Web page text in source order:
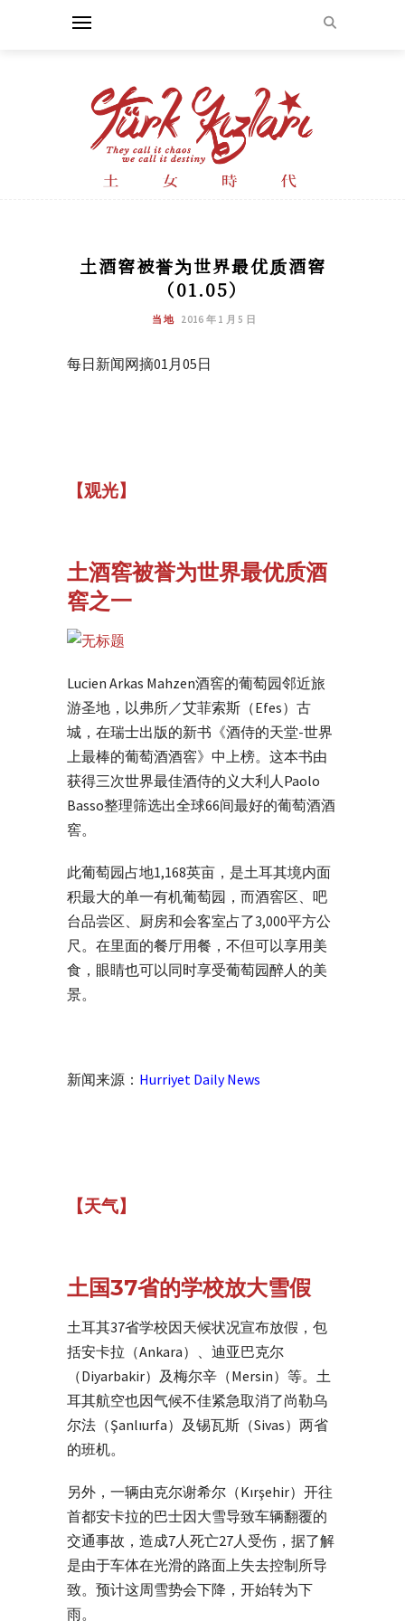
土酒窖被誉为世界最优质酒窖
（01.05）
当地 2016 年 1 月 5 日
每日新闻网摘01月05日
【观光】
土酒窖被誉为世界最优质酒
窖之一
Lucien Arkas Mahzen酒窖的葡萄园邻近旅
游圣地，以弗所／艾菲索斯（Efes）古
城，在瑞士出版的新书《酒侍的天堂-世界
上最棒的葡萄酒酒窖》中上榜。这本书由
获得三次世界最佳酒侍的义大利人Paolo
Basso整理筛选出全球66间最好的葡萄酒酒
窖。
此葡萄园占地1,168英亩，是土耳其境内面
积最大的单一有机葡萄园，而酒窖区、吧
台品尝区、厨房和会客室占了3,000平方公
尺。在里面的餐厅用餐，不但可以享用美
食，眼睛也可以同时享受葡萄园醉人的美
景。
新闻来源： Hurriyet Daily News
【天气】
土国37省的学校放大雪假
土耳其37省学校因天候状况宣布放假，包
括安卡拉（Ankara）、迪亚巴克尔
（Diyarbakir）及梅尔辛（Mersin）等。土
耳其航空也因气候不佳紧急取消了尚勒乌
尔法（Şanlıurfa）及锡瓦斯（Sivas）两省
的班机。
另外，一辆由克尔谢希尔（Kırşehir）开往
首都安卡拉的巴士因大雪导致车辆翻覆的
交通事故，造成7人死亡27人受伤，据了解
是由于车体在光滑的路面上失去控制所导
致。预计这周雪势会下降，开始转为下
雨。